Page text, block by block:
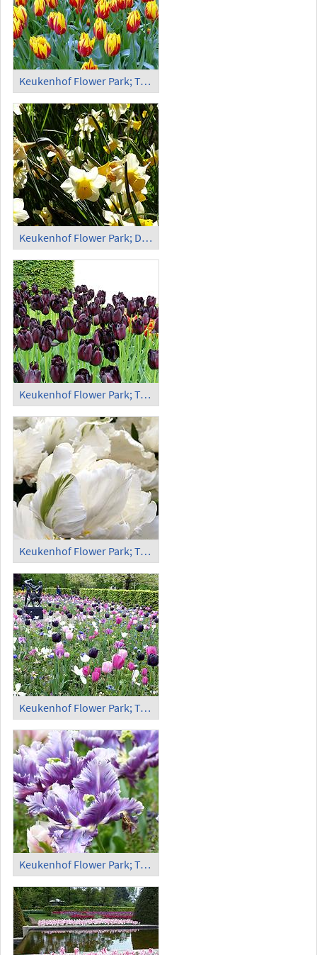
Keukenhof Flower Park; Tulips (7)
Keukenhof Flower Park; Daffodils
Keukenhof Flower Park; Tulips (8)
Keukenhof Flower Park; Tulips (9)
Keukenhof Flower Park; Tulips (10)
Keukenhof Flower Park; Tulips (11)